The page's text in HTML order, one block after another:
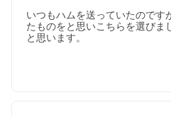
いつもハムを送っていたのです
たものをと思いこちらを選びま
と思います。